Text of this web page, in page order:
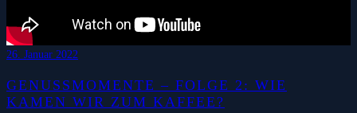
26. Januar 2022
GENUSSMOMENTE – FOLGE 2: WIE
KAMEN WIR ZUM KAFFEE?